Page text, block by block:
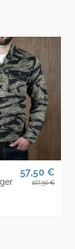
57,50 €
107,50 €